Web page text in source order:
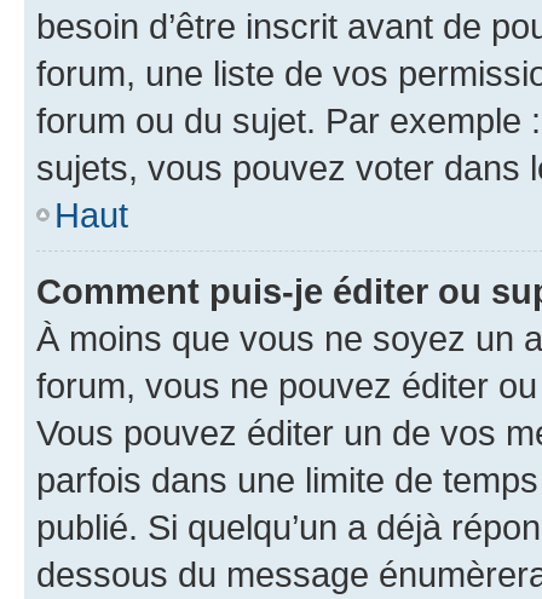
besoin d’être inscrit avant de
forum, une liste de vos
forum ou du sujet. Par exemple
sujets, vous pouvez voter dans
Haut
Comment puis-je éditer ou
À moins que vous ne soyez un
forum, vous ne pouvez éditer
Vous pouvez éditer un de vos
parfois dans une limite de
publié. Si quelqu’un a déjà
dessous du message